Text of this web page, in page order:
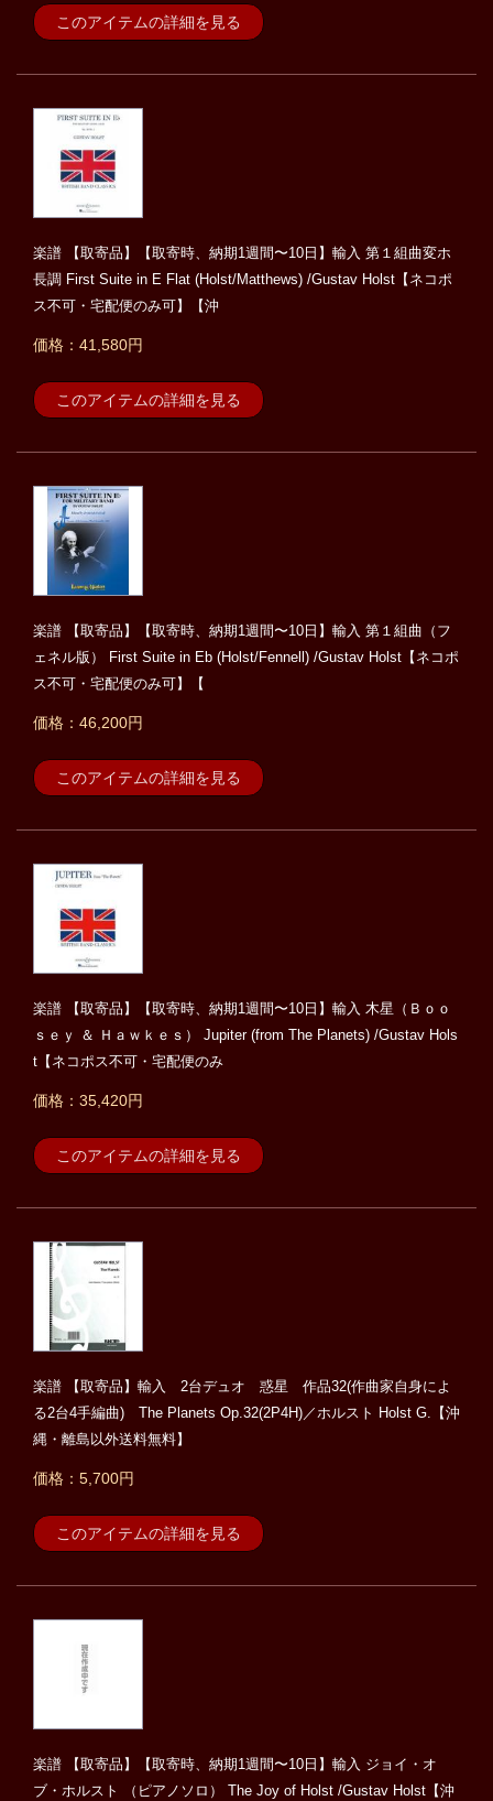
このアイテムの詳細を見る
楽譜 【取寄品】【取寄時、納期1週間〜10日】輸入 第１組曲変ホ
長調 First Suite in E Flat (Holst/Matthews) /Gustav Holst【ネコポ
ス不可・宅配便のみ可】【沖
価格：41,580円
このアイテムの詳細を見る
楽譜 【取寄品】【取寄時、納期1週間〜10日】輸入 第１組曲（フ
ェネル版） First Suite in Eb (Holst/Fennell) /Gustav Holst【ネコポ
ス不可・宅配便のみ可】【
価格：46,200円
このアイテムの詳細を見る
楽譜 【取寄品】【取寄時、納期1週間〜10日】輸入 木星（Ｂｏｏ
ｓｅｙ ＆ Ｈａｗｋｅｓ） Jupiter (from The Planets) /Gustav Hols
t【ネコポス不可・宅配便のみ
価格：35,420円
このアイテムの詳細を見る
楽譜 【取寄品】輸入 2台デュオ 惑星 作品32(作曲家自身によ
る2台4手編曲) The Planets Op.32(2P4H)／ホルスト Holst G.【沖
縄・離島以外送料無料】
価格：5,700円
このアイテムの詳細を見る
楽譜 【取寄品】【取寄時、納期1週間〜10日】輸入 ジョイ・オ
ブ・ホルスト （ピアノソロ） The Joy of Holst /Gustav Holst【沖